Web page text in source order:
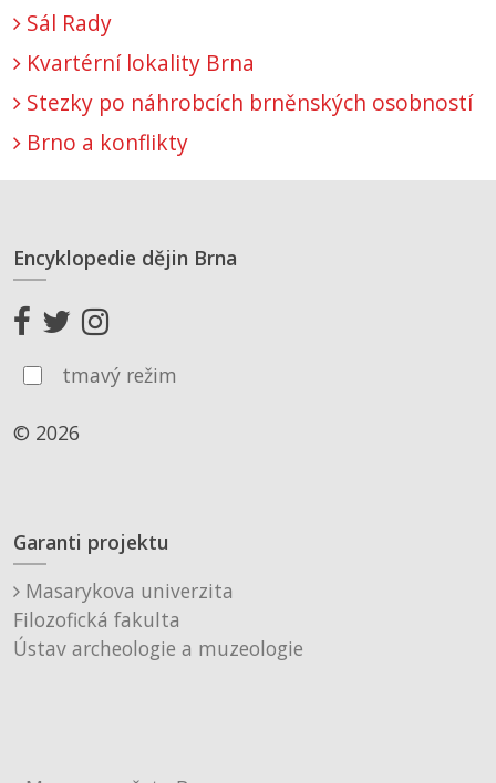
Sál Rady
Kvartérní lokality Brna
Stezky po náhrobcích brněnských osobností
Brno a konflikty
Encyklopedie dějin Brna
tmavý režim
© 2026
Garanti projektu
Masarykova univerzita
Filozofická fakulta
Ústav archeologie a muzeologie